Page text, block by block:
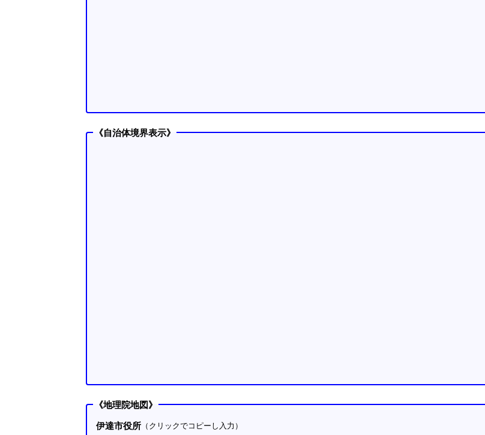
《自治体境界表示》
《地理院地図》
伊達市役所 （クリックでコピーし入力）